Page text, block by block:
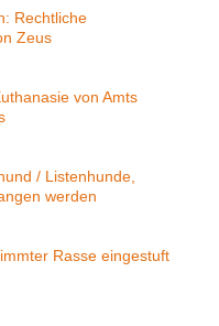
Rechtliche
Zeus
von Amts
/ Listenhunde,
werden
Rasse eingestuft